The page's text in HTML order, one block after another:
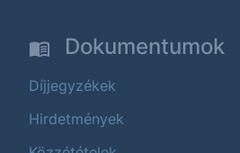
Dokumentumok
Díjjegyzékek
Hirdetmények